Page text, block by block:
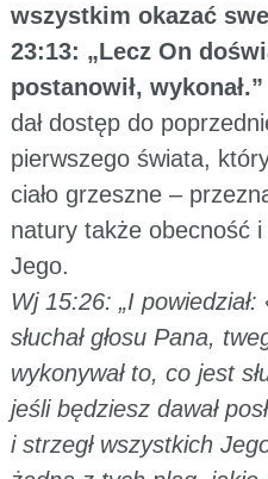
wszystkim okazać
23:13: „Lecz On
postanowił, wykonał.”
dał dostęp do
pierwszego świata,
ciało grzeszne –
natury także obecność i
Jego.
Wj 15:26: „I
słuchał głosu Pana,
wykonywał to, co jest
jeśli będziesz dawał
i strzegł wszystkich